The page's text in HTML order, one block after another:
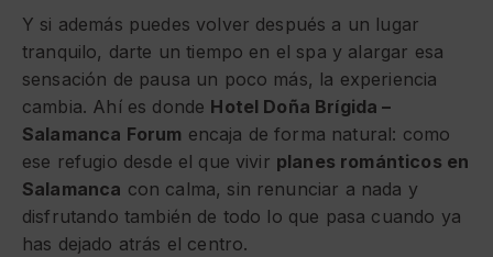
Y si además puedes volver después a un lugar
tranquilo, darte un tiempo en el spa y alargar esa
sensación de pausa un poco más, la experiencia
cambia. Ahí es donde Hotel Doña Brígida –
Salamanca Forum encaja de forma natural: como
ese refugio desde el que vivir planes románticos en
Salamanca con calma, sin renunciar a nada y
disfrutando también de todo lo que pasa cuando ya
has dejado atrás el centro.